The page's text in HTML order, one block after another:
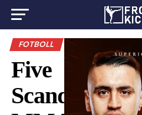
FOTBOLL
Five
Scandinavian